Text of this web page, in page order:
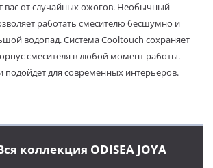
коллекция ODISEA JOYA
вас от случайных ожогов. Необычный
работать смесителю бесшумно и
водопад. Система Cooltouch сохраняет
смесителя в любой момент работы.
подойдет для современных интерьеров.